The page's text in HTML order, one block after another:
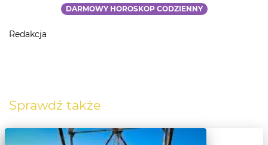
DARMOWY HOROSKOP CODZIENNY
Redakcja
Sprawdź także